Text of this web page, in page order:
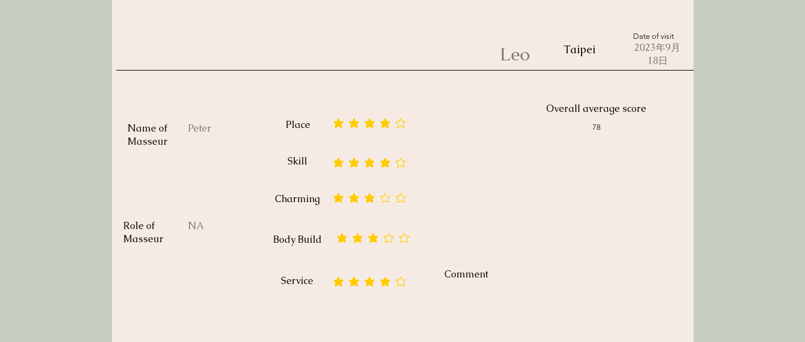
Leo Taipei
Date of visit
2023年9月
18日
Overall average score
Name of
Masseur
Peter
Role of
Masseur
NA
Place 平均評価 4 /5
Skill 平均評価 4 /5
Charming 平均評価 3 /5
Body Build 平均評価 3 /5
Service 平均評価 4 /5
78
Comment